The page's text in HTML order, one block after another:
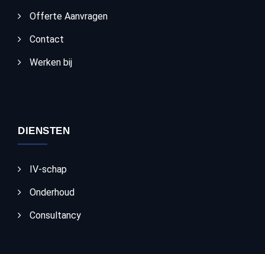
Offerte Aanvragen
Contact
Werken bij
DIENSTEN
IV-schap
Onderhoud
Consultancy